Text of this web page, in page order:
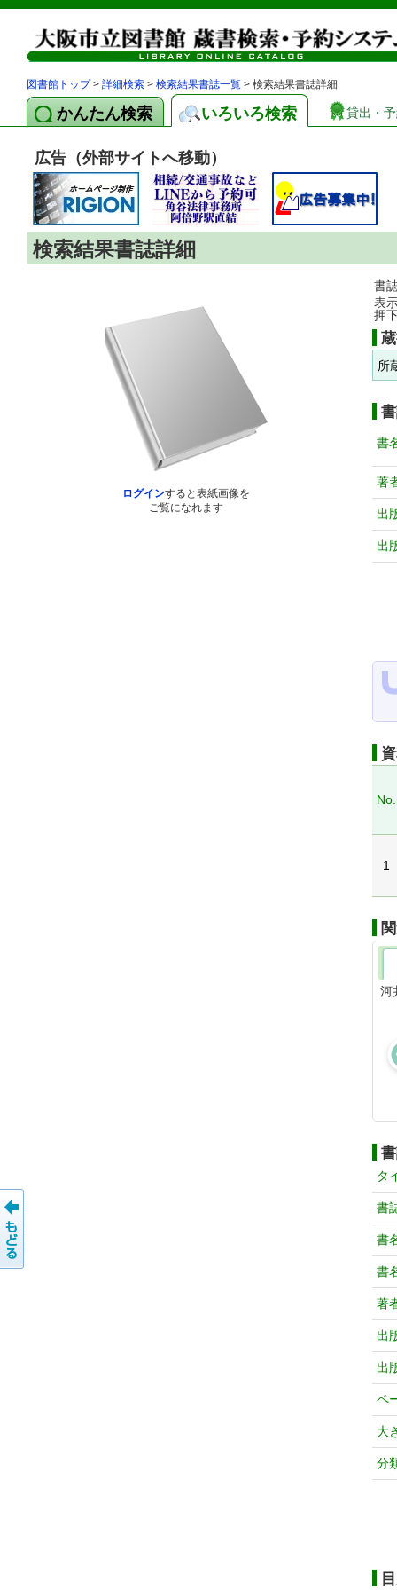
図書館トップ> 詳細検索 > 検索結果書誌一覧 > 検索結果書誌詳細
かんたん検索 いろいろ検索 貸出・
広告（外部サイトへ移動）
検索結果書誌詳細
ログインすると表紙画像を
ご覧になれます
書
表
押
所
書
著
出
出
No.
1
河
タ
書
書
書
著
出
出
ペ
大
分